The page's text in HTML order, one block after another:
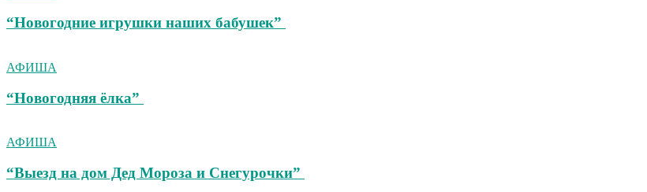
“Новогодние игрушки наших бабушек”
АФИША
“Новогодняя ёлка”
АФИША
“Выезд на дом Дед Мороза и Снегурочки”